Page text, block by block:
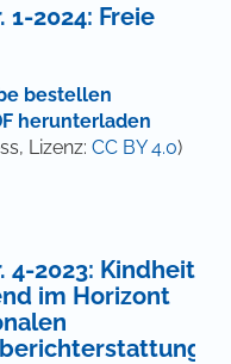
1-2024: Freie
bestellen
herunterladen
Lizenz: CC BY 4.0)
4-2023: Kindheit
im Horizont